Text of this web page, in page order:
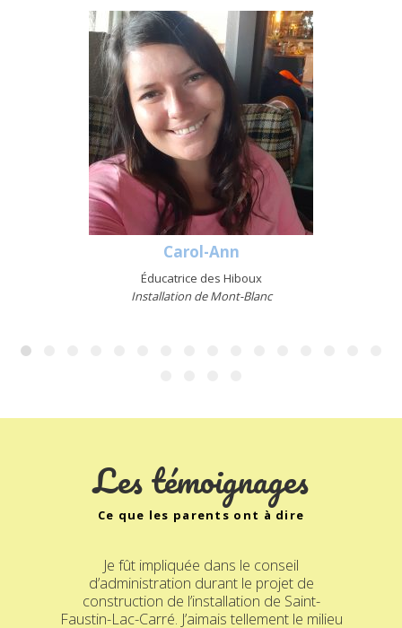
Carol-Ann
Éducatrice des Hiboux
Installation de Mont-Blanc
Les témoignages
Ce que les parents ont à dire
Je fût impliquée dans le conseil
d’administration durant le projet de
construction de l’installation de Saint-
Faustin-Lac-Carré. J’aimais tellement le milieu